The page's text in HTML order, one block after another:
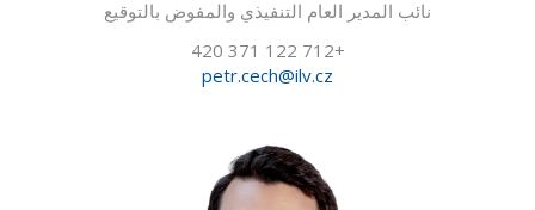
نائب المدير العام التنفيذي والمفوض بالتوقيع
+420 371 122 712
petr.cech@ilv.cz